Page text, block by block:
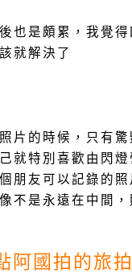
也是頗累，我覺
就解決了
片的時候，只有
就特別喜歡由閃
朋友可以記錄的
不是永遠在中間
阿國拍的旅拍